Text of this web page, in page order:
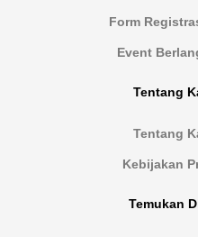
Form
Event
Tentang
Tentang
Kebijakan
Temukan